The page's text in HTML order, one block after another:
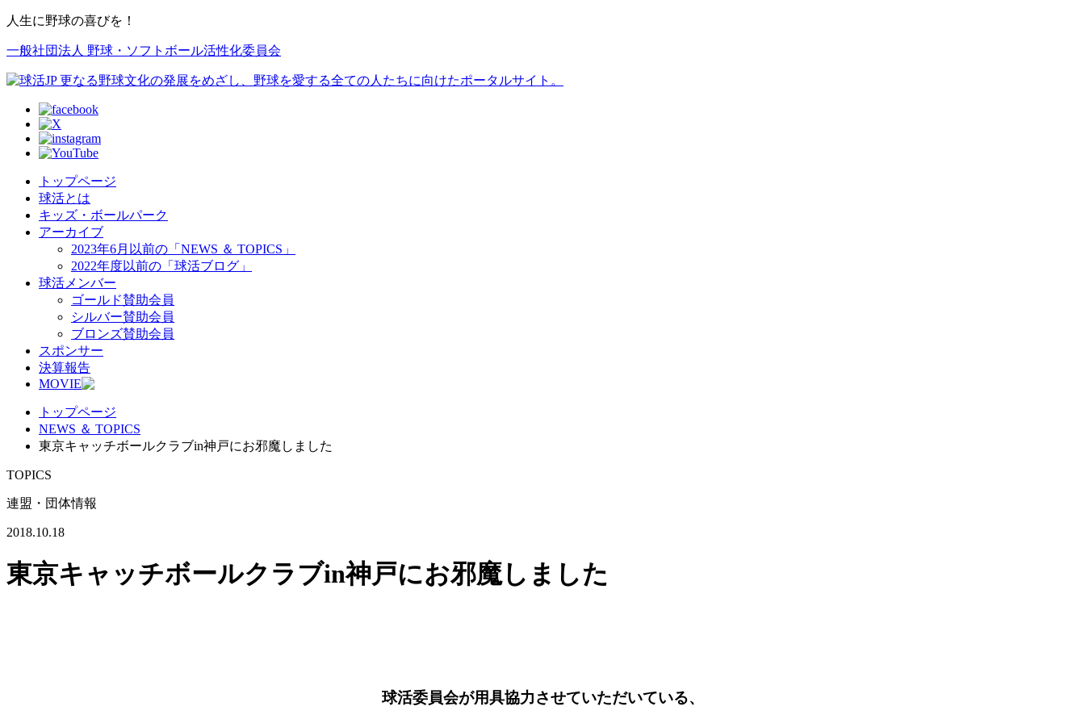
人生に野球の喜びを！
一般社団法人 野球・ソフトボール活性化委員会
トップページ
球活とは
キッズ・ボールパーク
アーカイブ
2023年6月以前の「NEWS ＆ TOPICS」
2022年度以前の「球活ブログ」
球活メンバー
ゴールド賛助会員
シルバー賛助会員
ブロンズ賛助会員
スポンサー
決算報告
MOVIE
トップページ
NEWS ＆ TOPICS
東京キャッチボールクラブin神戸にお邪魔しました
TOPICS
連盟・団体情報
2018.10.18
東京キャッチボールクラブin神戸にお邪魔しました
球活委員会が用具協力させていただいている、